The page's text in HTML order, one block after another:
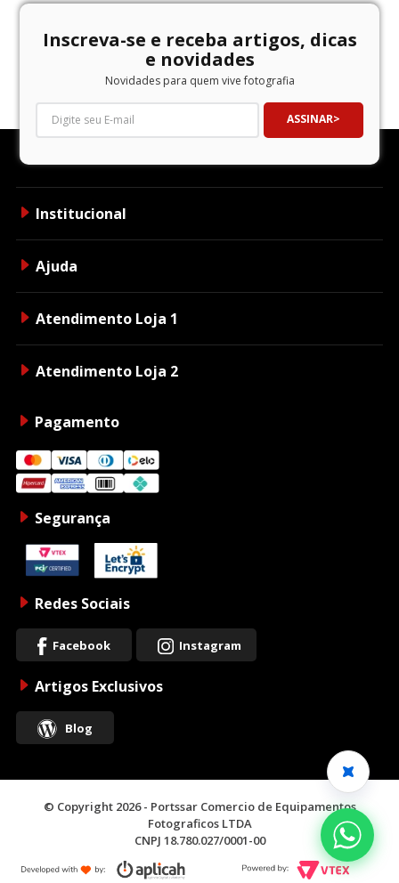
Inscreva-se e receba artigos, dicas
e novidades
Novidades para quem vive fotografia
ASSINAR
Institucional
Ajuda
Atendimento Loja 1
Atendimento Loja 2
Pagamento
Segurança
Redes Sociais
Facebook Instagram
Artigos Exclusivos
Blog
© Copyright 2026 - Portssar Comercio de Equipamentos
Fotograficos LTDA
CNPJ 18.780.027/0001-00